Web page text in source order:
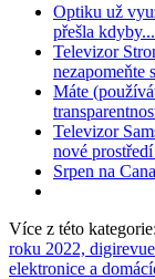
Optiku už
přešla kdyby...
Televizor
nezapomeňte
Máte
Televizor
nové
Srpen na
Více z této kategorie:
roku 2022,
elektronice a